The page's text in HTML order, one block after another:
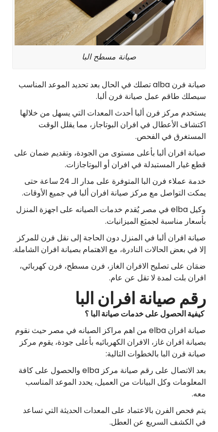
صيانة مسطح البا
صيانة فرن alba تصلك في الحال بعد تحديد الموعد المناسب
سيصلك طاقم عمل صيانة فرن ألبا.
يستخدم مركز فرن ألبا أحدث المعدات التي يسهل من خلالها
اكتشاف الأعطال في افران البوتاجاز، مما يقلل الوقت
المستغرق في الفحص.
صيانة افران ألبا بأعلى مستوى من الجودة، وتقديم ضمان على
قطع غيار المستبدلة في افران أو البوتاجازات.
خدمة عملاء فرن البا المتوفرة على مدار الـ 24 ساعة حتى
يمكت التواصل مع مركز صيانة افران ألبا في جميع الأوقات.
وكيل elba في مصر يُقدم خدمات الصيانه على اجهزة المنزل
بأسعار مناسبة لجميَع الميزانيات.
صيانة افران ألبا في المنزل دون الحاجة إلى نقل فرن للمركز
إلا في بعض الحالات النادرة، مع الاهتمام بصيانة افران الشاملة.
ضمَان على تصليح الافران الغاز، فرن مسطح، فرن كهربائي،
افران بلت لمدة لا تقل عن عام.
رقم صيانة افران البا
كيفية الحصول على خدمات صيانة البا ؟
صيانة افران elba من اهم مراكز الصيانه في مصر حيث نقوم
بصيانة افران غاز، الافران الكهربائيه بأعلى جودة، يقوم مركز
صيانة فرن البا بالخطوات التالية:
بعد الاتصال على رقم صيانة مركز elba والحصول على كافة
المعلومات وكل البيانات من العميل، يحدد الموعد المناسب
معه.
يتم فحص الفرن بالاعتماد على المعدات الحديثة التي تساعد
في الكشف السريع عن العطل.